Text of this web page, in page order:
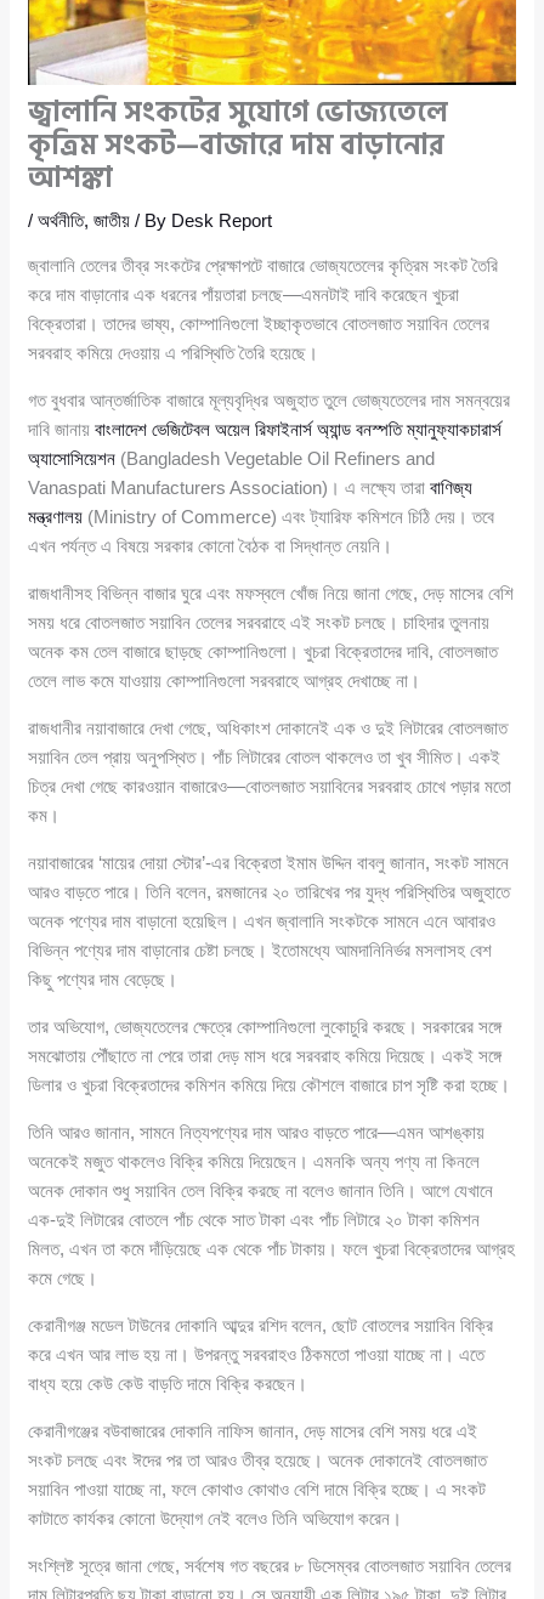
জ্বালানি সংকটের সুযোগে ভোজ্যতেলে
কৃত্রিম সংকট—বাজারে দাম বাড়ানোর
আশঙ্কা
/অর্থনীতি,জাতীয় / By Desk Report
জ্বালানি তেলের তীব্র সংকটের প্রেক্ষাপটে বাজারে ভোজ্যতেলের কৃত্রিম সংকট তৈরি
করে দাম বাড়ানোর এক ধরনের পাঁয়তারা চলছে—এমনটাই দাবি করেছেন খুচরা
বিক্রেতারা। তাদের ভাষ্য, কোম্পানিগুলো ইচ্ছাকৃতভাবে বোতলজাত সয়াবিন তেলের
সরবরাহ কমিয়ে দেওয়ায় এ পরিস্থিতি তৈরি হয়েছে।
গত বুধবার আন্তর্জাতিক বাজারে মূল্যবৃদ্ধির অজুহাত তুলে ভোজ্যতেলের দাম সমন্বয়ের
দাবি জানায়বাংলাদেশ ভেজিটেবল অয়েল রিফাইনার্স অ্যান্ড বনস্পতি ম্যানুফ্যাকচারার্স
অ্যাসোসিয়েশন (Bangladesh Vegetable Oil Refiners and
Vanaspati Manufacturers Association)। এ লক্ষ্যে তারাবাণিজ্য
মন্ত্রণালয় (Ministry of Commerce) এবং ট্যারিফ কমিশনে চিঠি দেয়। তবে
এখন পর্যন্ত এ বিষয়ে সরকার কোনো বৈঠক বা সিদ্ধান্ত নেয়নি।
রাজধানীসহ বিভিন্ন বাজার ঘুরে এবং মফস্বলে খোঁজ নিয়ে জানা গেছে, দেড় মাসের বেশি
সময় ধরে বোতলজাত সয়াবিন তেলের সরবরাহে এই সংকট চলছে। চাহিদার তুলনায়
অনেক কম তেল বাজারে ছাড়ছে কোম্পানিগুলো। খুচরা বিক্রেতাদের দাবি, বোতলজাত
তেলে লাভ কমে যাওয়ায় কোম্পানিগুলো সরবরাহে আগ্রহ দেখাচ্ছে না।
রাজধানীর নয়াবাজারে দেখা গেছে, অধিকাংশ দোকানেই এক ও দুই লিটারের বোতলজাত
সয়াবিন তেল প্রায় অনুপস্থিত। পাঁচ লিটারের বোতল থাকলেও তা খুব সীমিত। একই
চিত্র দেখা গেছে কারওয়ান বাজারেও—বোতলজাত সয়াবিনের সরবরাহ চোখে পড়ার মতো
কম।
নয়াবাজারের ‘মায়ের দোয়া স্টোর’-এর বিক্রেতা ইমাম উদ্দিন বাবলু জানান, সংকট সামনে
আরও বাড়তে পারে। তিনি বলেন, রমজানের ২০ তারিখের পর যুদ্ধ পরিস্থিতির অজুহাতে
অনেক পণ্যের দাম বাড়ানো হয়েছিল। এখন জ্বালানি সংকটকে সামনে এনে আবারও
বিভিন্ন পণ্যের দাম বাড়ানোর চেষ্টা চলছে। ইতোমধ্যে আমদানিনির্ভর মসলাসহ বেশ
কিছু পণ্যের দাম বেড়েছে।
তার অভিযোগ, ভোজ্যতেলের ক্ষেত্রে কোম্পানিগুলো লুকোচুরি করছে। সরকারের সঙ্গে
সমঝোতায় পৌঁছাতে না পেরে তারা দেড় মাস ধরে সরবরাহ কমিয়ে দিয়েছে। একই সঙ্গে
ডিলার ও খুচরা বিক্রেতাদের কমিশন কমিয়ে দিয়ে কৌশলে বাজারে চাপ সৃষ্টি করা হচ্ছে।
তিনি আরও জানান, সামনে নিত্যপণ্যের দাম আরও বাড়তে পারে—এমন আশঙ্কায়
অনেকেই মজুত থাকলেও বিক্রি কমিয়ে দিয়েছেন। এমনকি অন্য পণ্য না কিনলে
অনেক দোকান শুধু সয়াবিন তেল বিক্রি করছে না বলেও জানান তিনি। আগে যেখানে
এক-দুই লিটারের বোতলে পাঁচ থেকে সাত টাকা এবং পাঁচ লিটারে ২০ টাকা কমিশন
মিলত, এখন তা কমে দাঁড়িয়েছে এক থেকে পাঁচ টাকায়। ফলে খুচরা বিক্রেতাদের আগ্রহ
কমে গেছে।
কেরানীগঞ্জ মডেল টাউনের দোকানি আব্দুর রশিদ বলেন, ছোট বোতলের সয়াবিন বিক্রি
করে এখন আর লাভ হয় না। উপরন্তু সরবরাহও ঠিকমতো পাওয়া যাচ্ছে না। এতে
বাধ্য হয়ে কেউ কেউ বাড়তি দামে বিক্রি করছেন।
কেরানীগঞ্জের বউবাজারের দোকানি নাফিস জানান, দেড় মাসের বেশি সময় ধরে এই
সংকট চলছে এবং ঈদের পর তা আরও তীব্র হয়েছে। অনেক দোকানেই বোতলজাত
সয়াবিন পাওয়া যাচ্ছে না, ফলে কোথাও কোথাও বেশি দামে বিক্রি হচ্ছে। এ সংকট
কাটাতে কার্যকর কোনো উদ্যোগ নেই বলেও তিনি অভিযোগ করেন।
সংশ্লিষ্ট সূত্রে জানা গেছে, সর্বশেষ গত বছরের ৮ ডিসেম্বর বোতলজাত সয়াবিন তেলের
দাম লিটারপ্রতি ছয় টাকা বাড়ানো হয়। সে অনুযায়ী এক লিটার ১৯৫ টাকা, দুই লিটার